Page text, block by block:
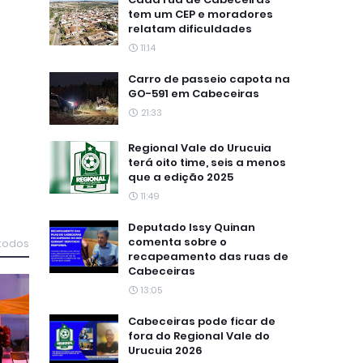
tem um CEP e moradores
relatam dificuldades
11:14
Carro de passeio capota na
GO-591 em Cabeceiras
21:33
Regional Vale do Urucuia
terá oito time, seis a menos
que a edição 2025
11:49
Deputado Issy Quinan
comenta sobre o
recapeamento das ruas de
Cabeceiras
13:05
Cabeceiras pode ficar de
fora do Regional Vale do
Urucuia 2026